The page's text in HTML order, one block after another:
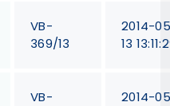
VB-
369/13
2014-
13
VB-
2014-